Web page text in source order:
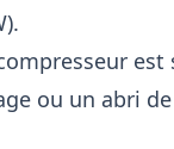
est
ou un abri